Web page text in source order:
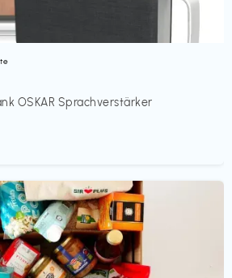
OSKAR Sprachverstärker